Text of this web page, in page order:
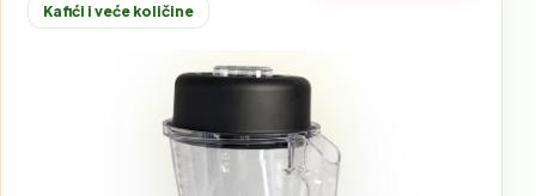
Kafići i veće količine